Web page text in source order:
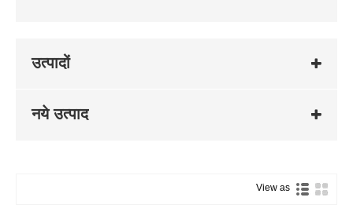
उत्पादों
नये उत्पाद
View as